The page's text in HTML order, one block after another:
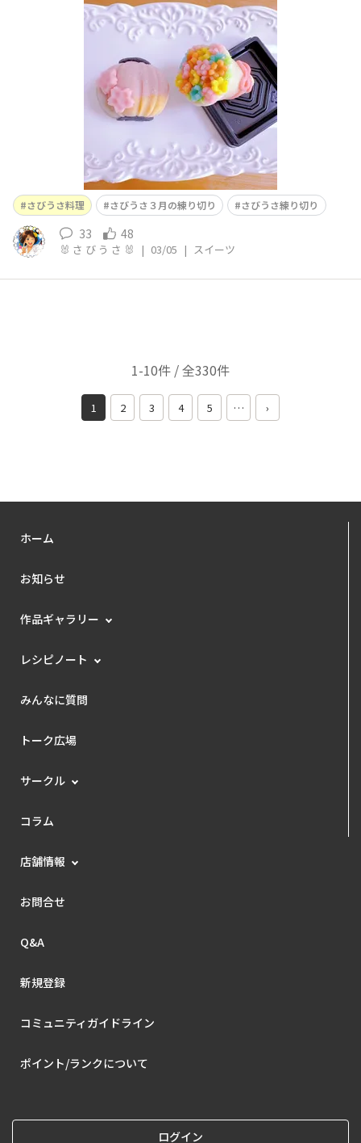
くて、本当なら作りたかったやつ↓風車（見本）
さびうさ料理 さびうさ３月の練り切り さびうさ練り切り
33 48
🐰 さ び う さ 🐰 | 03/05 | スイーツ
1-10件 / 全330件
1 2 3 4 5 … ›
ホーム
お知らせ
作品ギャラリー
レシピノート
みんなに質問
トーク広場
サークル
コラム
店舗情報
お問合せ
Q&A
新規登録
コミュニティガイドライン
ポイント/ランクについて
ログイン